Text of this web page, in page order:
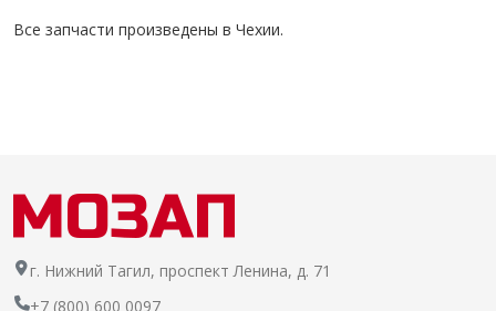
Все запчасти произведены в Чехии.
г. Нижний Тагил, проспект Ленина, д. 71
+7 (800) 600 0097